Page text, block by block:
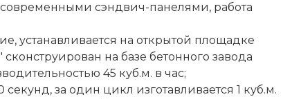
сэндвич-панелями, работа
устанавливается на открытой площадке
на базе бетонного завода
45 куб.м. в час;
за один цикл изготавливается 1 куб.м.